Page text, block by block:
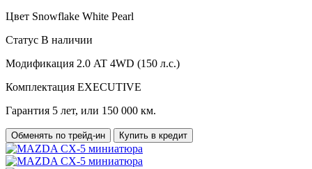
Цвет Snowflake White Pearl
Статус В наличии
Модификация 2.0 AT 4WD (150 л.с.)
Комплектация EXECUTIVE
Гарантия 5 лет, или 150 000 км.
Обменять по трейд-ин Купить в кредит